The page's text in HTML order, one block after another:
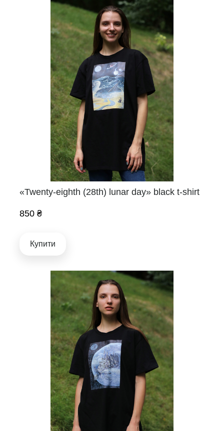
«Twenty-eighth (28th) lunar day» black t-shirt
850 ₴
Купити